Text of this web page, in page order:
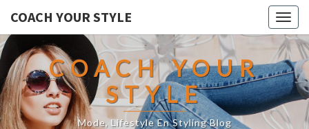
COACH YOUR STYLE
COACH YOUR
STYLE
Mode, Lifestyle En Styling Blog